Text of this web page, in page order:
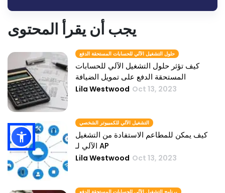
يجب أن يقرأ المحتوى
حلول التشغيل الآلي للحسابات المستحقة الدفع
كيف تؤثر حلول التشغيل الآلي للحسابات
المستحقة الدفع على تمويل الضيافة
Lila Westwood Oct 13, 2023
التشغيل الآلي للكمبيوتر الشخصي
كيف يمكن للمطاعم الاستفادة من التشغيل
الآلي لـ AP
Lila Westwood Oct 13, 2023